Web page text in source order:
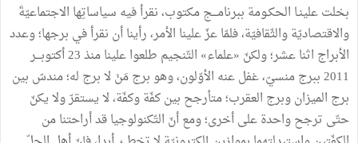
بخلت علينـا الحكـومة ببرنامـــج مكتوب، نقرأ فيه سياساتِها الاجتماعيّةَ
والاقتصاديّة والثّقافيّة، فلمّا عزّ علينا الأمر، رأينا أن نقرأ في برجها؛ وعدد
الأبراج اثنا عشر؛ ولكنّ «علماء» التّنجيم طلعوا علينا منذ 23 أكتوبـــر
2011 ببرج منسيّ، غفل عنه الأوّلون، وهو برج مَنْ لا برج له؛ مندسّ بين
برج الميزان وبرج العقرب؛ متأرجح بين كفّة وكفّة، لا يستقرّ ولا يكنّ
حتّى ترجح واحدة على أخرى؛ ومع أنّ التّكنولوجيا قد أراحتنا من